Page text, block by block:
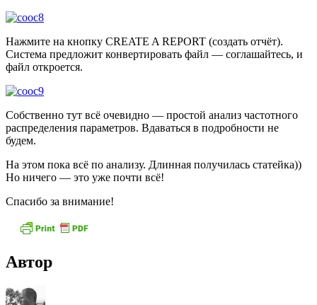
Нажмите на кнопку CREATE A REPORT (создать отчёт).
Система предложит конвертировать файл — соглашайтесь, и
файл откроется.
Собственно тут всё очевидно — простой анализ частотного
распределения параметров. Вдаваться в подробности не
будем.
На этом пока всё по анализу. Длинная получилась статейка))
Но ничего — это уже почти всё!
Спасибо за внимание!
Автор